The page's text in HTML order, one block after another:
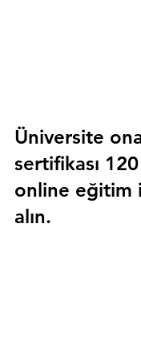
Üniversite
sertifikası
online eğitim
alın.